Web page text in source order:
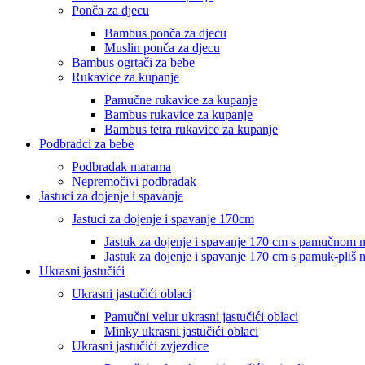
Ponča za djecu
Bambus ponča za djecu
Muslin ponča za djecu
Bambus ogrtači za bebe
Rukavice za kupanje
Pamučne rukavice za kupanje
Bambus rukavice za kupanje
Bambus tetra rukavice za kupanje
Podbradci za bebe
Podbradak marama
Nepremočivi podbradak
Jastuci za dojenje i spavanje
Jastuci za dojenje i spavanje 170cm
Jastuk za dojenje i spavanje 170 cm s pamučnom
Jastuk za dojenje i spavanje 170 cm s pamuk-pliš
Ukrasni jastučići
Ukrasni jastučići oblaci
Pamučni velur ukrasni jastučići oblaci
Minky ukrasni jastučići oblaci
Ukrasni jastučići zvjezdice